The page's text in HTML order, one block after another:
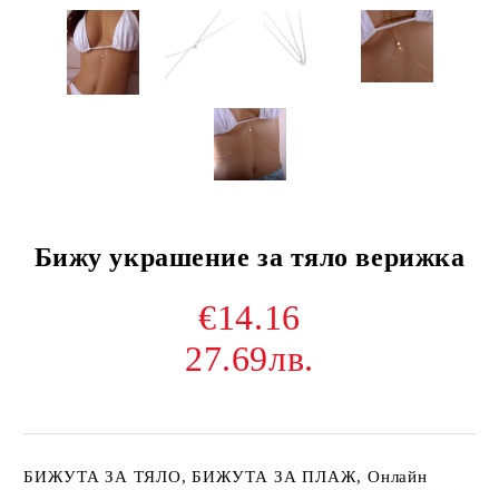
Бижу украшение за тяло верижка
€14.16
27.69лв.
БИЖУТА ЗА ТЯЛО, БИЖУТА ЗА ПЛАЖ, Онлайн